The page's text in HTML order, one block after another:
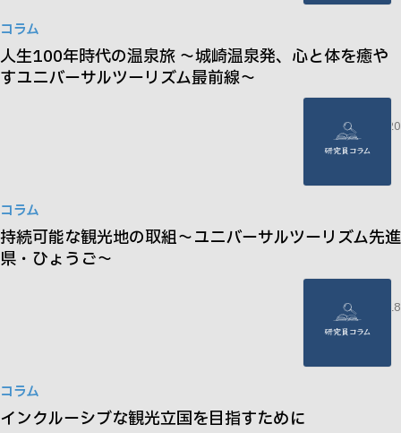
コラム
人生100年時代の温泉旅 ～城崎温泉発、心と体を癒や
すユニバーサルツーリズム最前線～
2026.05.20
コラム
持続可能な観光地の取組～ユニバーサルツーリズム先進
県・ひょうご～
2025.06.18
コラム
インクルーシブな観光立国を目指すために